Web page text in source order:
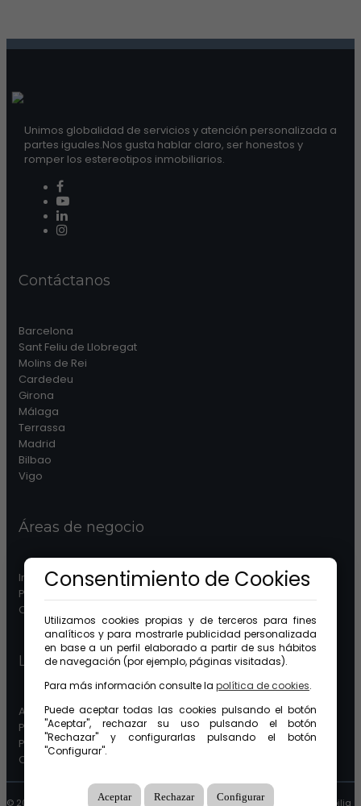
Unimos globalidad de servicios y atención personalizada a
partes iguales.Nos gusta hablar claro, ser honestos y
romper los estereotipos inmobiliarios.
Contáctanos
Barcelona
Sant Feliu de Llobregat
Molins de Rei
Cardedeu
Girona
Málaga
Terrassa
Madrid
Bilbao
Vigo
Áreas de negocio
Inmobiliaria
Patrimonios
Comunidades
Legal
Aviso legal
Protección de datos
Política de cookies
Canal ético
© 2026 GuinotPrunera Todos los derechos reservados |Creado con Mobilia
Consentimiento de Cookies
Utilizamos cookies propias y de terceros para fines
analíticos y para mostrarle publicidad personalizada
en base a un perfil elaborado a partir de sus hábitos
de navegación (por ejemplo, páginas visitadas).
Para más información consulte la política de cookies.
Puede aceptar todas las cookies pulsando el botón
"Aceptar", rechazar su uso pulsando el botón
"Rechazar" y configurarlas pulsando el botón
"Configurar".
Aceptar Rechazar Configurar